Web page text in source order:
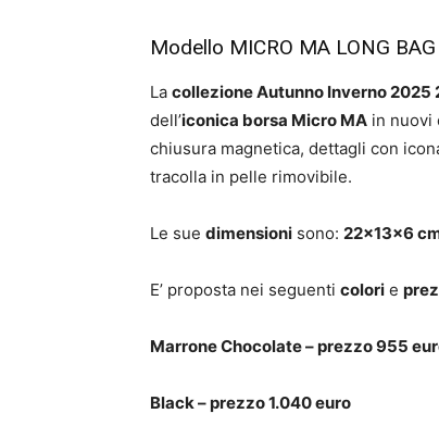
Modello MICRO MA LONG BAG
La collezione Autunno Inverno 2025
dell’iconica borsa Micro MA in nuovi
chiusura magnetica, dettagli con
tracolla in pelle rimovibile.
Le sue dimensioni sono: 22x13x6
E’ proposta nei seguenti colori e
Marrone Chocolate – prezzo 955
Black – prezzo 1.040 euro